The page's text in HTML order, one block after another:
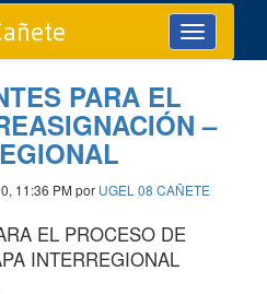
Toggle
navigation
PARA EL
–
11:36 PM por UGEL 08 CAÑETE
EL PROCESO DE
INTERREGIONAL